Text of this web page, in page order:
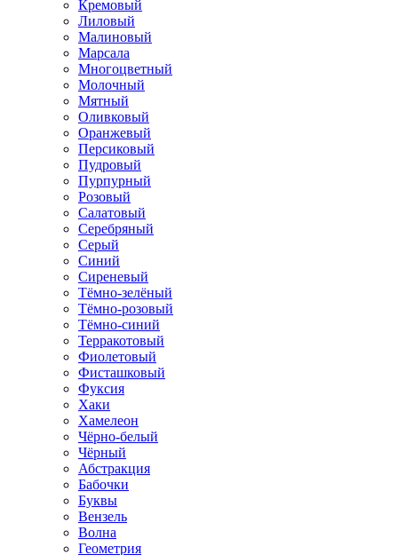
Кремовый
Лиловый
Малиновый
Марсала
Многоцветный
Молочный
Мятный
Оливковый
Оранжевый
Персиковый
Пудровый
Пурпурный
Розовый
Салатовый
Серебряный
Серый
Синий
Сиреневый
Тёмно-зелёный
Тёмно-розовый
Тёмно-синий
Терракотовый
Фиолетовый
Фисташковый
Фуксия
Хаки
Хамелеон
Чёрно-белый
Чёрный
Абстракция
Бабочки
Буквы
Вензель
Волна
Геометрия